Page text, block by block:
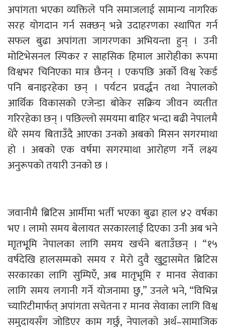
अपांगता भएका व्यक्तिले पनि समाजलाई सामान्य नागरिक
सरह योगदान गर्न सक्छन् भन्ने उदाहरणका स्थापित गर्न
सफल बुढा अपांगता जागरणका अभियन्ता हुन् । उनी
मोटिभेसनल स्पिकर र साहसिक हिमाल आरोहीका रूपमा
विश्वभर चिनिएका मात्र छैनन् । एकपछि अर्को विश्व रेकर्ड
पनि बनाइरहेका छन् । पर्यटन प्रवर्द्धन तथा नेपालको
आर्थिक विकासको एजेन्डा बोकेर सक्रिय जीवन व्यतीत
गरिरहेका छन् । पछिल्लो समयमा बाहिर भन्दा बढी नेपालमै
धेरै समय बिताउँदै आएका उनको अबको मिसन सगरमाथा
हो । अबको एक वर्षमा सगरमाथा आरोहण गर्ने लक्ष्य
अनुरूपको तयारी उनको छ ।
जवानीमै ब्रिटिस आर्मीमा भर्ती भएका बुढा हाल ४२ वर्षका
भए । लामो समय बेलायत सरकारलाई दिएका उनी अब भने
माृतभूूमि नेपालका लागि समय खर्चने बताउँछन् । “१५
वर्षदेखि हालसम्मको समय र मेरो दुवै खुुट्टासमेत ब्रिटिस
सरकारका लागि सुम्पिएँ, अब मातृभूमि र मानव सेवाका
लागि समय लगानी गर्ने योजनामा छु,” उनले भने, “विभिन्न
च्यारिटीमार्फत् अपांगता सचेतना र मानव सेवाका लागि विश्व
समुदायसँग जोडिएर काम गर्छु, नेपालको अर्थ–सामाजिक